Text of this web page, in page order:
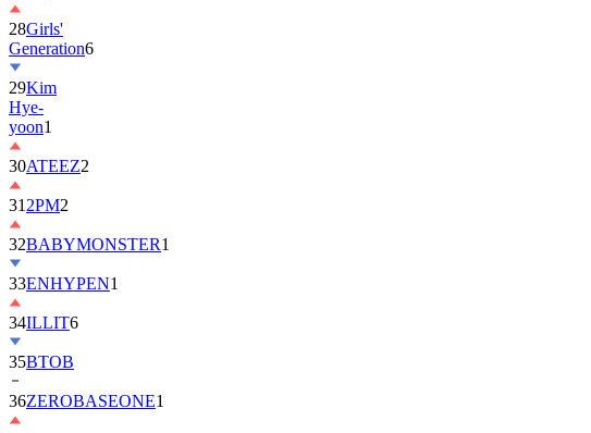
28Girls'
Generation6
29Kim
Hye-
yoon1
30ATEEZ2
31 2PM2
32BABYMONSTER1
33ENHYPEN1
34ILLIT6
35BTOB
36ZEROBASEONE1